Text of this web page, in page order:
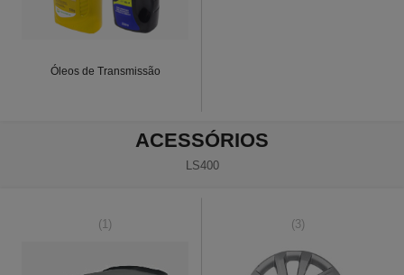
Óleos de Transmissão
ACESSÓRIOS
LS400
(1) (3)